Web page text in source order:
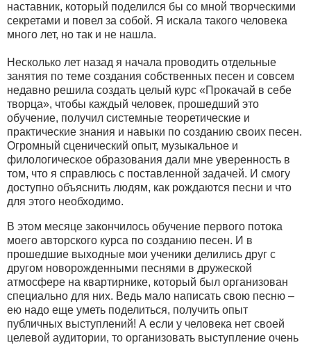
наставник, который поделился бы со мной творческими
секретами и повел за собой. Я искала такого человека
много лет, но так и не нашла.
Несколько лет назад я начала проводить отдельные
занятия по теме создания собственных песен и совсем
недавно решила создать целый курс «Прокачай в себе
творца», чтобы каждый человек, прошедший это
обучение, получил системные теоретические и
практические знания и навыки по созданию своих песен.
Огромный сценический опыт, музыкальное и
филологическое образования дали мне уверенность в
том, что я справлюсь с поставленной задачей. И смогу
доступно объяснить людям, как рождаются песни и что
для этого необходимо.
В этом месяце закончилось обучение первого потока
моего авторского курса по созданию песен. И в
прошедшие выходные мои ученики делились друг с
другом новорожденными песнями в дружеской
атмосфере на квартирнике, который был организован
специально для них. Ведь мало написать свою песню –
ею надо еще уметь поделиться, получить опыт
публичных выступлений! А если у человека нет своей
целевой аудитории, то организовать выступление очень